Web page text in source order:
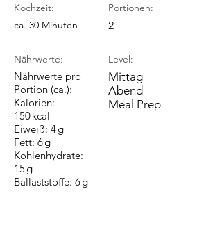
Kochzeit:
ca. 30 Minuten
Nährwerte:
Nährwerte pro
Portion (ca.):
Kalorien:
150 kcal
Eiweiß: 4 g
Fett: 6 g
Kohlenhydrate:
15 g
Ballaststoffe: 6 g
Portionen:
2
Level:
Mittag
Abend
Meal Prep